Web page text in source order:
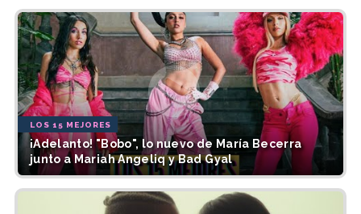
LOS 15 MEJORES
¡Adelanto! "Bobo", lo nuevo de María Becerra
junto a Mariah Angeliq y Bad Gyal